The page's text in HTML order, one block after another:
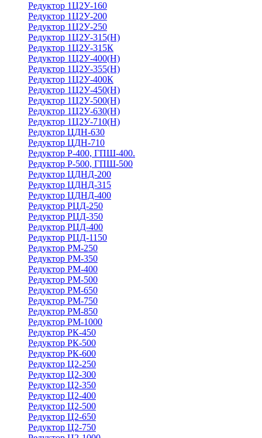
Редуктор 1Ц2У-160
Редуктор 1Ц2У-200
Редуктор 1Ц2У-250
Редуктор 1Ц2У-315(Н)
Редуктор 1Ц2У-315К
Редуктор 1Ц2У-400(Н)
Редуктор 1Ц2У-355(Н)
Редуктор 1Ц2У-400К
Редуктор 1Ц2У-450(Н)
Редуктор 1Ц2У-500(Н)
Редуктор 1Ц2У-630(Н)
Редуктор 1Ц2У-710(Н)
Редуктор ЦДН-630
Редуктор ЦДН-710
Редуктор Р-400, ГПШ-400.
Редуктор Р-500, ГПШ-500
Редуктор ЦДНД-200
Редуктор ЦДНД-315
Редуктор ЦДНД-400
Редуктор РЦД-250
Редуктор РЦД-350
Редуктор РЦД-400
Редуктор РЦД-1150
Редуктор РМ-250
Редуктор РМ-350
Редуктор РМ-400
Редуктор РМ-500
Редуктор РМ-650
Редуктор РМ-750
Редуктор РМ-850
Редуктор РМ-1000
Редуктор РК-450
Редуктор РК-500
Редуктор РК-600
Редуктор Ц2-250
Редуктор Ц2-300
Редуктор Ц2-350
Редуктор Ц2-400
Редуктор Ц2-500
Редуктор Ц2-650
Редуктор Ц2-750